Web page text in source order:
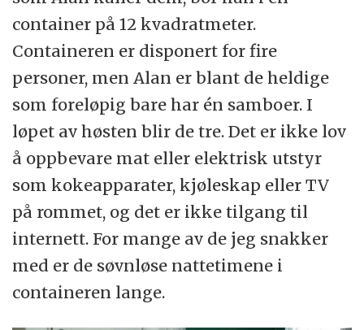
container på 12 kvadratmeter.
Containeren er disponert for fire
personer, men Alan er blant de heldige
som foreløpig bare har én samboer. I
løpet av høsten blir de tre. Det er ikke lov
å oppbevare mat eller elektrisk utstyr
som kokeapparater, kjøleskap eller TV
på rommet, og det er ikke tilgang til
internett. For mange av de jeg snakker
med er de søvnløse nattetimene i
containeren lange.